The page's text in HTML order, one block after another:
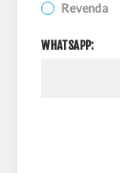
Revenda
WHATSAPP: